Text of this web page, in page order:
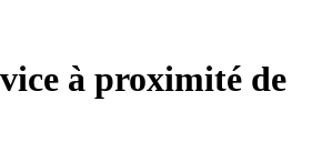
à proximité de